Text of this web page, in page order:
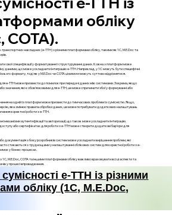
обліку
СОТА).
транспортних накладних (е-ТТН) з різними платформами обліку, такими як 1С, M.E.Doc та
свої специфікації у форматуванні і структуруванні даних. Кожна з платформ може
даними, що може ускладнити інтеграцію е-ТТН. Наприклад, у 1С можуть бути специфічні
формату, тоді як у M.E.Doc чи СОТА ці вимоги можуть суттєво відрізнятися.
е-ТТН може призвести до помилок при передачі даних між системами. Зокрема, якщо
значення, які є обов'язковими для е-ТТН, це може спричинити збої у формуванні або
на одній із платформ може призвести до тимчасових проблем із сумісністю. Якщо,
яка змінює правила обробки даних, це може потребувати додаткових налаштувань
коректної роботи з е-ТТН.
механізми аутентифікації та авторизації, що також може ускладнити інтеграцію.
або сертифікатах для роботи з е-ТТН може створити додаткові бар'єри для
документація з боку розробників систем може ускладнити вирішення проблем, які
часто стикаються з труднощами у налаштуванні облікових систем для коректної роботи з е-
у бізнес-процесах.
з 1С, M.E.Doc, СОТА та іншими платформами обліку важливо враховувати всі ці аспекти та
у процесі впровадження.
е-ТТН із різними
обліку (1С, M.E.Doc,